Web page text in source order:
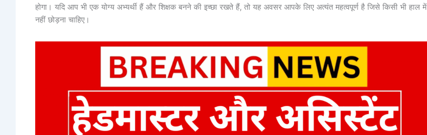
होगा। यदि आप भी एक योग्य अभ्यर्थी हैं और शिक्षक बनने की इच्छा रखते हैं, तो यह अवसर आपके लिए अत्यंत महत्वपूर्ण है जिसे किसी भी हाल में
नहीं छोड़ना चाहिए।